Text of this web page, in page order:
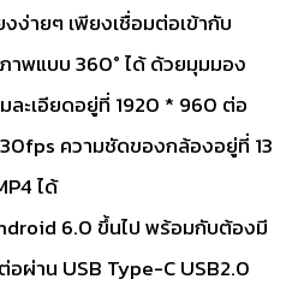
ง่ายๆ เพียงเชื่อมต่อเข้ากับ
พแบบ 360° ได้ ด้วยมุมมอง
ะเอียดอยู่ที่ 1920 * 960 ต่อ
ความชัดของกล้องอยู่ที่ 13
ได้
6.0 ขึ้นไป พร้อมกับต้องมี
อผ่าน USB Type-C USB2.0